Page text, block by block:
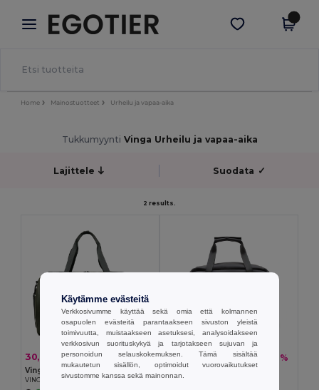
× Egotier-sovellus
Paremmat hinnat appissa!
Hae sovellus
Home Mainostuotteet Urheilu ja vapaa-aika
Tukkumyynti Vinga Urheilu ja vapaa-aika
Lajittele Suodata ✓
2 results.
30,03 €40,48 € -26%
Vinga V5007
VINGA Baltimore RCS sporter
42,86 € 57,79 € -26%
VINGA Baltimore urheilukassi
Käytämme evästeitä
Verkkosivumme käyttää sekä omia että kolmannen
osapuolen evästeitä parantaakseen sivuston yleistä
toimivuutta, muistaakseen asetuksesi, analysoidakseen
verkkosivun suorituskykyä ja tarjotakseen sujuvan ja
personoidun selauskokemuksen. Tämä sisältää
mukautetun sisällön, optimoidut vuorovaikutukset
sivustomme kanssa sekä mainonnan.